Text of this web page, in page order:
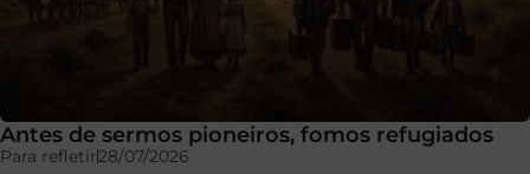
Antes de sermos pioneiros, fomos refugiados
Para refletir28/07/2026